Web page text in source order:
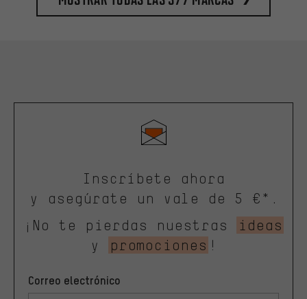
Inscríbete ahora
y asegúrate un vale de 5 €*.
¡No te pierdas nuestras
ideas
y
promociones !
Correo electrónico